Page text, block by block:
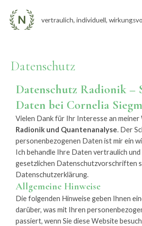
Inhalt
springen
vertraulich, individuell,
Datenschutz
Datenschutz Radionik –
Daten bei Cornelia
Vielen Dank für Ihr Interesse an meiner
Radionik und Quantenanalyse. Der
personenbezogenen Daten ist mir ein
Ich behandle Ihre Daten vertraulich
gesetzlichen Datenschutzvorschriften
Datenschutzerklärung.
Allgemeine Hinweise
Die folgenden Hinweise geben Ihnen
darüber, was mit Ihren
passiert, wenn Sie diese Website